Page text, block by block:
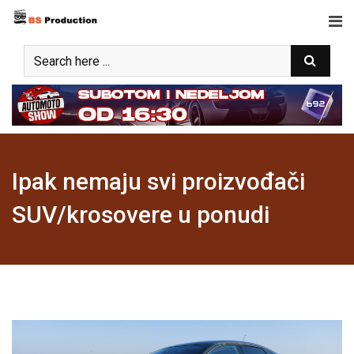
Skip
content
Ipak nemaju svi proizvođači
SUV/krosovere u ponudi